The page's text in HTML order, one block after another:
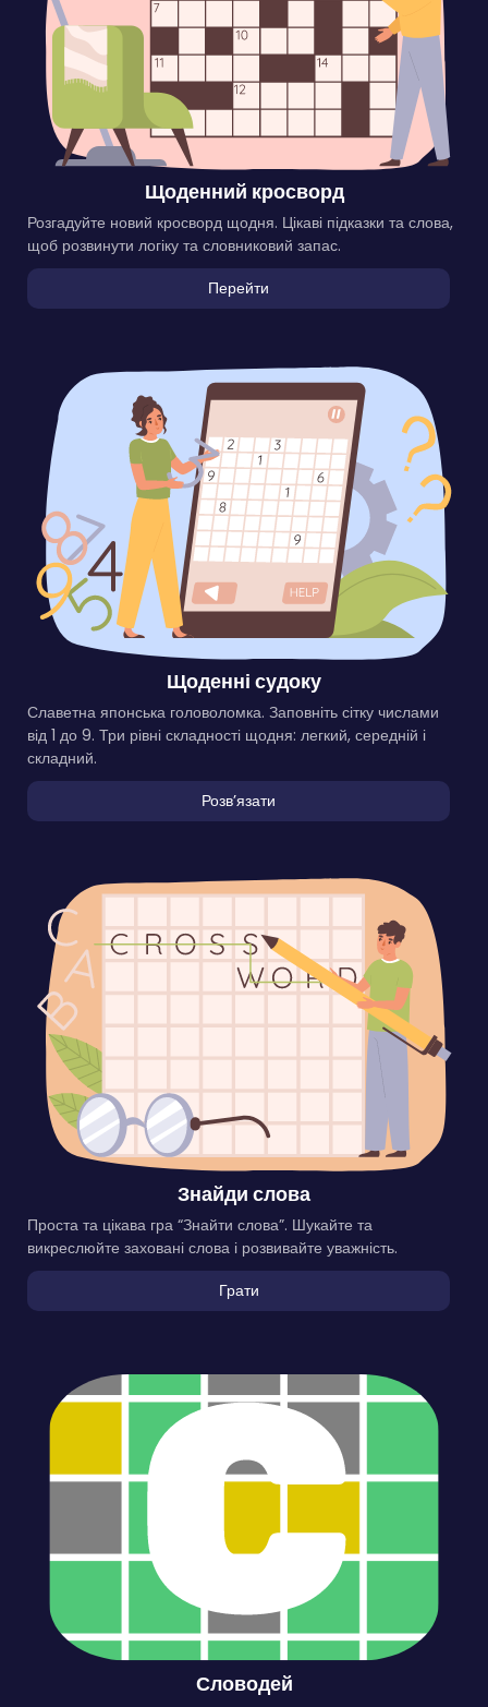
Щоденний кросворд
Розгадуйте новий кросворд щодня. Цікаві підказки та слова,
щоб розвинути логіку та словниковий запас.
Перейти
Щоденні судоку
Славетна японська головоломка. Заповніть сітку числами
від 1 до 9. Три рівні складності щодня: легкий, середній і
складний.
Розвʼязати
Знайди слова
Проста та цікава гра “Знайти слова”. Шукайте та
викреслюйте заховані слова і розвивайте уважність.
Грати
Словодей